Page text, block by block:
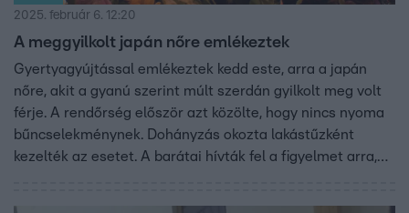
2025. február 6. 12:20
A meggyilkolt japán nőre emlékeztek
Gyertyagyújtással emlékeztek kedd este, arra a japán
nőre, akit a gyanú szerint múlt szerdán gyilkolt meg volt
férje. A rendőrség először azt közölte, hogy nincs nyoma
bűncselekménynek. Dohányzás okozta lakástűzként
kezelték az esetet. A barátai hívták fel a figyelmet arra,